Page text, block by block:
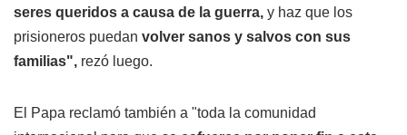
seres queridos a causa de la guerra, y haz que los
prisioneros puedan volver sanos y salvos con sus
familias", rezó luego.
El Papa reclamó también a "toda la comunidad